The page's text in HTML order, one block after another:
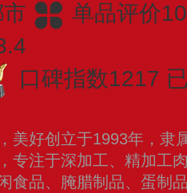
单品评价
口碑指数1217
美好创立于1993年，隶
专注于深加工、精加工
食品、腌腊制品、蛋制